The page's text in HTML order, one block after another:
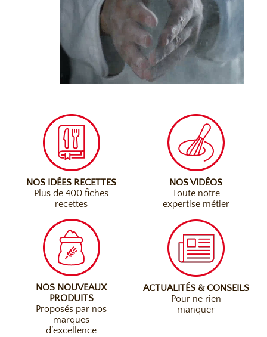
NOS IDÉES RECETTES
Plus de 400 fiches
recettes
NOS VIDÉOS
Toute notre
expertise métier
NOS NOUVEAUX
PRODUITS
Proposés par nos
marques
d’excellence
ACTUALITÉS & CONSEILS
Pour ne rien
manquer